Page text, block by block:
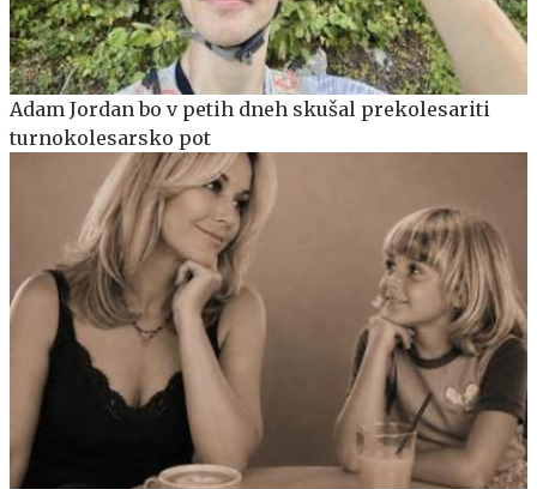
Adam Jordan bo v petih dneh skušal prekolesariti
turnokolesarsko pot